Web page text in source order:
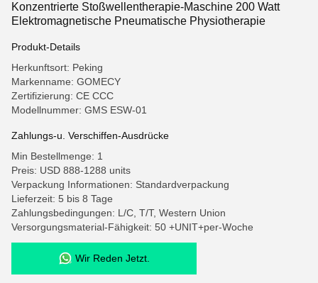
Konzentrierte Stoßwellentherapie-Maschine 200 Watt
Elektromagnetische Pneumatische Physiotherapie
Produkt-Details
Herkunftsort: Peking
Markenname: GOMECY
Zertifizierung: CE CCC
Modellnummer: GMS ESW-01
Zahlungs-u. Verschiffen-Ausdrücke
Min Bestellmenge: 1
Preis: USD 888-1288 units
Verpackung Informationen: Standardverpackung
Lieferzeit: 5 bis 8 Tage
Zahlungsbedingungen: L/C, T/T, Western Union
Versorgungsmaterial-Fähigkeit: 50 +UNIT+per-Woche
Wir Reden Jetzt.